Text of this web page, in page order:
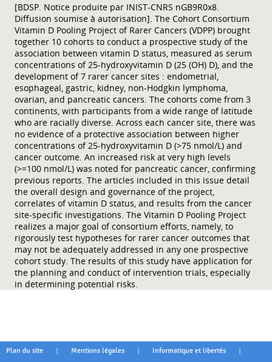
[BDSP. Notice produite par INIST-CNRS nGB9R0x8.
Diffusion soumise à autorisation]. The Cohort Consortium
Vitamin D Pooling Project of Rarer Cancers (VDPP) brought
together 10 cohorts to conduct a prospective study of the
association between vitamin D status, measured as serum
concentrations of 25-hydroxyvitamin D (25 (OH) D), and the
development of 7 rarer cancer sites : endometrial,
esophageal, gastric, kidney, non-Hodgkin lymphoma,
ovarian, and pancreatic cancers. The cohorts come from 3
continents, with participants from a wide range of latitude
who are racially diverse. Across each cancer site, there was
no evidence of a protective association between higher
concentrations of 25-hydroxyvitamin D (>75 nmol/L) and
cancer outcome. An increased risk at very high levels
(>=100 nmol/L) was noted for pancreatic cancer, confirming
previous reports. The articles included in this issue detail
the overall design and governance of the project,
correlates of vitamin D status, and results from the cancer
site-specific investigations. The Vitamin D Pooling Project
realizes a major goal of consortium efforts, namely, to
rigorously test hypotheses for rarer cancer outcomes that
may not be adequately addressed in any one prospective
cohort study. The results of this study have application for
the planning and conduct of intervention trials, especially
in determining potential risks.
Plan du site | Mentions légales | Informatique et libertés |